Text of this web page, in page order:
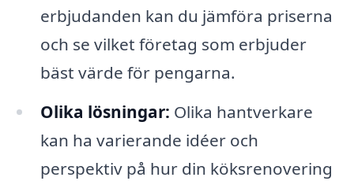
erbjudanden kan du jämföra priserna
och se vilket företag som erbjuder
bäst värde för pengarna.
Olika lösningar: Olika hantverkare
kan ha varierande idéer och
perspektiv på hur din köksrenovering